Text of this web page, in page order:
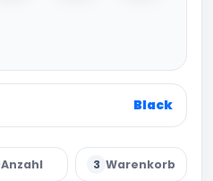
Black
Anzahl 3 Warenkorb